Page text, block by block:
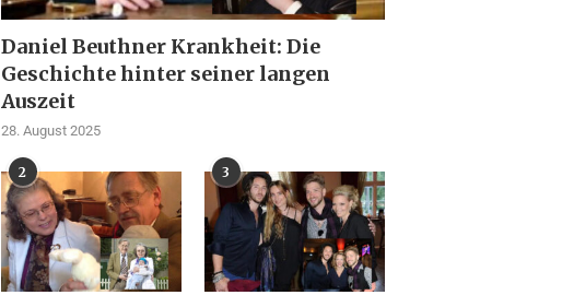
Daniel Beuthner Krankheit: Die
Geschichte hinter seiner langen
Auszeit
28. August 2025
2 3